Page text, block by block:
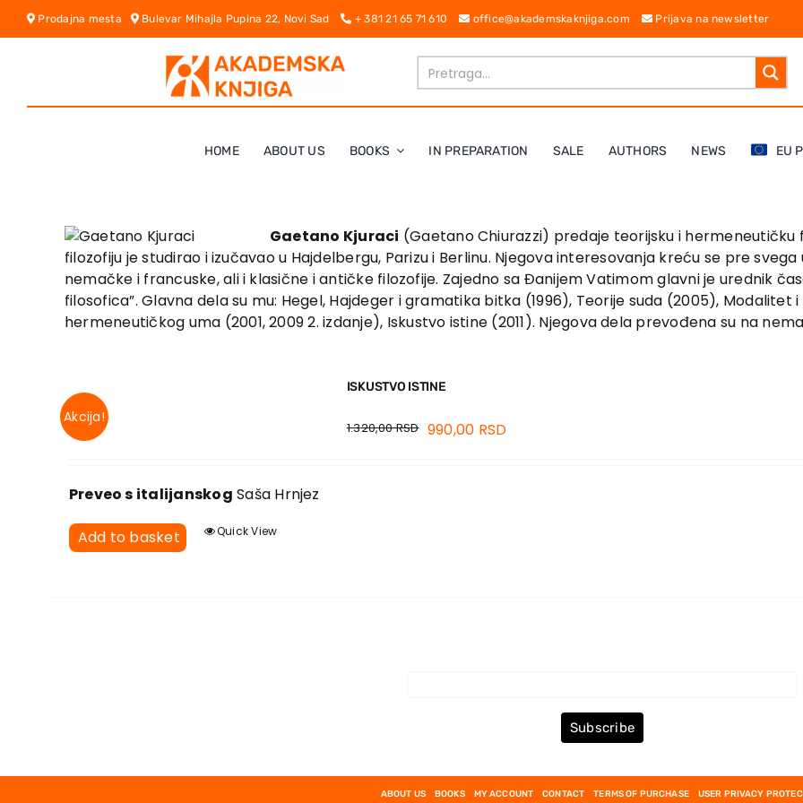
Skip
Prodajna mesta Bulevar Mihajla Pupina 22, Novi Sad + 381 21 65 71 610 office@akademskaknjiga.com Prijava na newsletter
HOME ABOUT US BOOKS IN PREPARATION SALE AUTHORS NEWS EU
Gaetano Kjuraci (Gaetano Chiurazzi) predaje teorijsku i hermeneutičku
filozofiju je studirao i izučavao u Hajdelbergu, Parizu i Berlinu. Njegova interesovanja kreću se pre
nemačke i francuske, ali i klasične i antičke filozofije. Zajedno sa Đanijem Vatimom glavni je urednik
filosofica”. Glavna dela su mu: Hegel, Hajdeger i gramatika bitka (1996), Teorije suda (2005),
hermeneutičkog uma (2001, 2009 2. izdanje), Iskustvo istine (2011). Njegova dela prevođena su na
Akcija!
ISKUSTVO ISTINE
1.320,00RSD 990,00 RSD
Preveo s italijanskog Saša Hrnjez
Add to basket Quick View
Subscribe
ABOUT US BOOKS MY ACCOUNT CONTACT TERMS OF PURCHASE USER PRIVACY